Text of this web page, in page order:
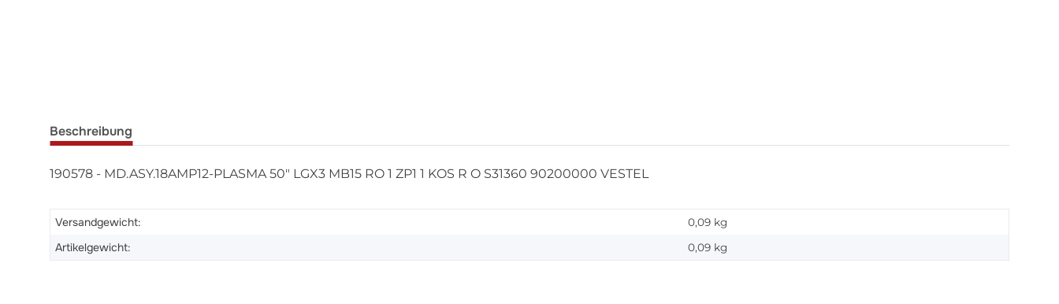
Beschreibung
190578 - MD.ASY.18AMP12-PLASMA 50" LGX3 MB15 RO 1 ZP1 1 KOS R O S31360 90200000 VESTEL
Versandgewicht: 0,09 kg
Artikelgewicht: 0,09 kg